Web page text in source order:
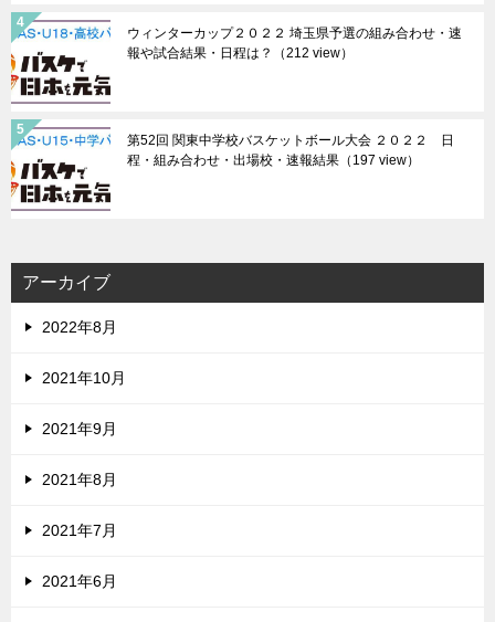
ウィンターカップ２０２２ 埼玉県予選の組み合わせ・速
報や試合結果・日程は？
（212 view）
第52回 関東中学校バスケットボール大会 ２０２２ 日
程・組み合わせ・出場校・速報結果 （197 view）
アーカイブ
2022年8月
2021年10月
2021年9月
2021年8月
2021年7月
2021年6月